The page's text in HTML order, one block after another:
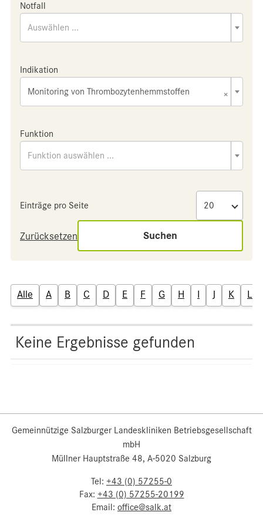
Notfall
Auswählen ...
Indikation
×
Monitoring von Thrombozytenhemmstoffen
Funktion
Funktion auswählen ...
Einträge pro Seite
Zurücksetzen Suchen
Alle A B C D E F G H I J K L
Keine Ergebnisse gefunden
Gemeinnützige Salzburger Landeskliniken Betriebsgesellschaft
mbH
Müllner Hauptstraße 48, A-5020 Salzburg
Tel: +43 (0) 57255-0
Fax: +43 (0) 57255-20199
Email: office@salk.at